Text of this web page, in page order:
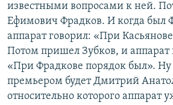
известными вопросами к ней.
Ефимович Фрадков. И когда был
аппарат говорил: «При
Потом пришел Зубков, и аппарат
«При Фрадкове порядок был».
премьером будет Дмитрий
относительно которого аппарат